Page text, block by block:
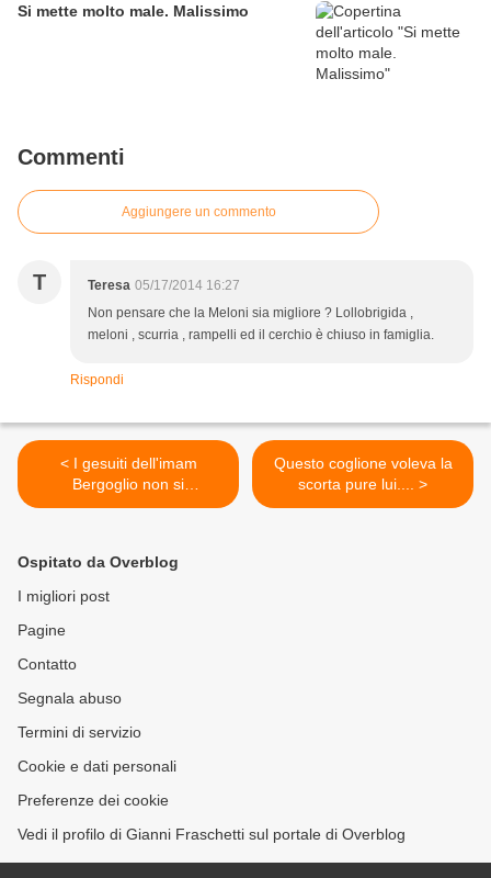
Si mette molto male. Malissimo
Commenti
Aggiungere un commento
T Teresa 05/17/2014 16:27
Non pensare che la Meloni sia migliore ? Lollobrigida ,
meloni , scurria , rampelli ed il cerchio è chiuso in famiglia.
Rispondi
< I gesuiti dell'imam
Bergoglio non si
smentiscono mai
Questo coglione voleva la
scorta pure lui.... >
Ospitato da Overblog
I migliori post
Pagine
Contatto
Segnala abuso
Termini di servizio
Cookie e dati personali
Preferenze dei cookie
Vedi il profilo di Gianni Fraschetti sul portale di Overblog